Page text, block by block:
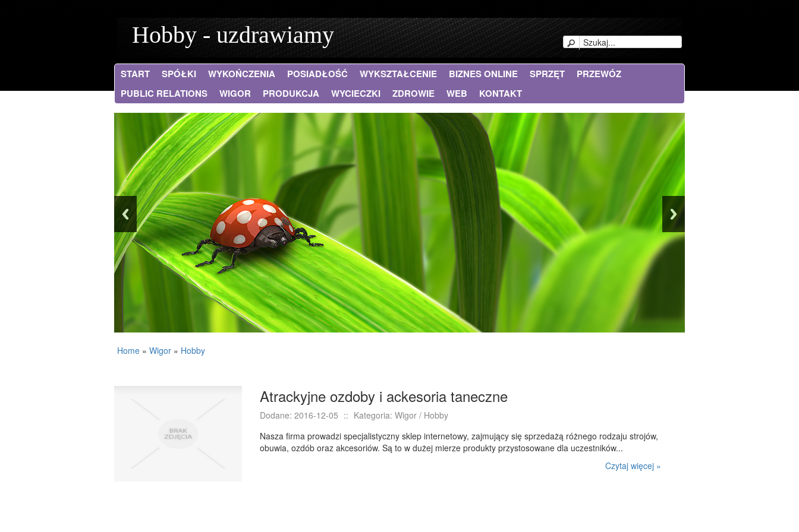
Hobby - uzdrawiamy
START SPÓŁKI WYKOŃCZENIA POSIADŁOŚĆ WYKSZTAŁCENIE BIZNES ONLINE SPRZĘT
PRZEWÓZ
PUBLIC RELATIONS
WIGOR PRODUKCJA WYCIECZKI ZDROWIE WEB KONTAKT
Home » Wigor » Hobby
Atrackyjne ozdoby i ackesoria taneczne
Dodane: 2016-12-05 :: Kategoria: Wigor / Hobby
Nasza firma prowadzi specjalistyczny sklep internetowy, zajmujący się sprzedażą różnego rodzaju strojów,
obuwia, ozdób oraz akcesoriów. Są to w dużej mierze produkty przystosowane dla uczestników...
Czytaj więcej »